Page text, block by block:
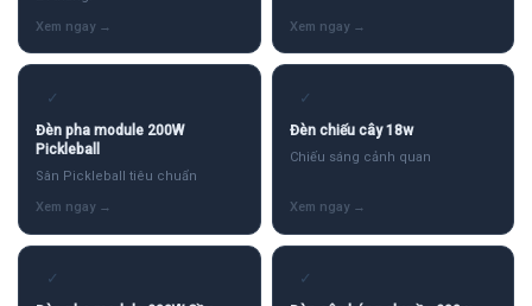
✓
Đèn pha module 200W
Pickleball
Sân Pickleball tiêu chuẩn
✓
Đèn chiếu cây 18w
Chiếu sáng cảnh quan
✓ ✓